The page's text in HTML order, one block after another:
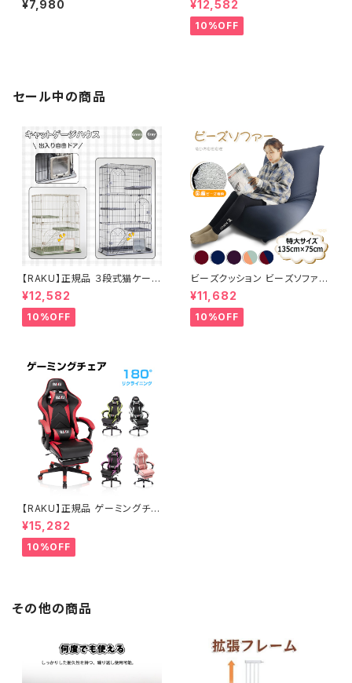
飼う 大型猫 ジュニア猫 子猫向
¥7,980
多段ゲージ ペットサークル キャ
ットゲージ 猫ハウス 1段 2段 3
段組み替え自由 ワイド扉 組立
¥12,582
10%OFF
セール中の商品
【RAKU】正規品 ３段式猫ケージ
ネコハウス 大型 キャットハウス
多段ゲージ ペットサークル キャ
ットゲージ 猫ハウス 1段 2段 3
段組み替え自由 ワイド扉 組立
m ブラック グリーン ペット用品
猫用品 大型 送料無料
¥12,582
10%OFF
ビーズクッション ビーズソファー
長方形型 特大サイズ 体にフィッ
トするソファ 洗えるソファカバー
付き 極小ビーズ もちもち 寝れ
るビーズクッション 人をダメに
¥11,682
10%OFF
【RAKU】正規品 ゲーミングチェ
ア オフィスチェア ハイバック マ
ッサージ機能 腰痛対策 リクライ
ニング 高さ調整 オットマン付き
耐荷重200kg 肘掛け 上質なP
ド/紫/グレー/緑/ピンク 5色可選
¥15,282
10%OFF
その他の商品